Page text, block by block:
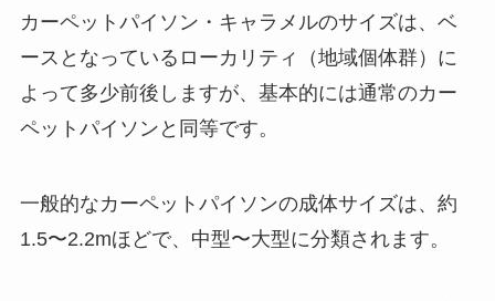
カーペットパイソン・キャラメルのサイズは、ベ
ースとなっているローカリティ（地域個体群）に
よって多少前後しますが、基本的には通常のカー
ペットパイソンと同等です。
一般的なカーペットパイソンの成体サイズは、約
1.5〜2.2mほどで、中型〜大型に分類されます。